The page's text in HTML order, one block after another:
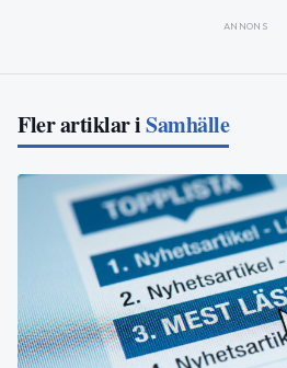
ANNONS
Fler artiklar iSamhälle